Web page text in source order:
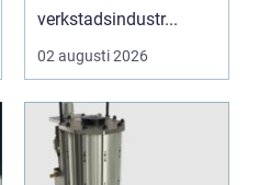
verkstadsindustr...
02 augusti 2026